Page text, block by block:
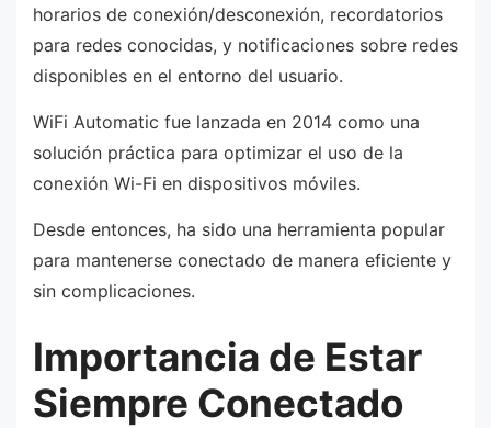
horarios de conexión/desconexión, recordatorios
para redes conocidas, y notificaciones sobre redes
disponibles en el entorno del usuario.
WiFi Automatic fue lanzada en 2014 como una
solución práctica para optimizar el uso de la
conexión Wi-Fi en dispositivos móviles.
Desde entonces, ha sido una herramienta popular
para mantenerse conectado de manera eficiente y
sin complicaciones.
Importancia de Estar
Siempre Conectado